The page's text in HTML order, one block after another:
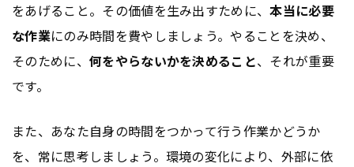
をあげること。その価値を生み出すために、本当に必要
な作業にのみ時間を費やしましょう。やることを決め、
そのために、 何をやらないかを決めること、それが重要
です。
また、あなた自身の時間をつかって行う作業かどうか
を、常に思考しましょう。環境の変化により、外部に依